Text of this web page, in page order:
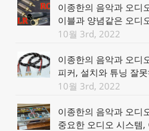
이종한의 음악과 오디
이블과 양념같은 오디
10월 3rd, 2022
이종한의 음악과 오디
피커, 설치와 튜닝 잘
10월 3rd, 2022
이종한의 음악과 오디
중요한 오디오 시스템,